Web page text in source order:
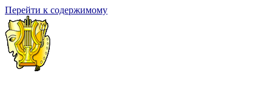
Перейти к содержимому